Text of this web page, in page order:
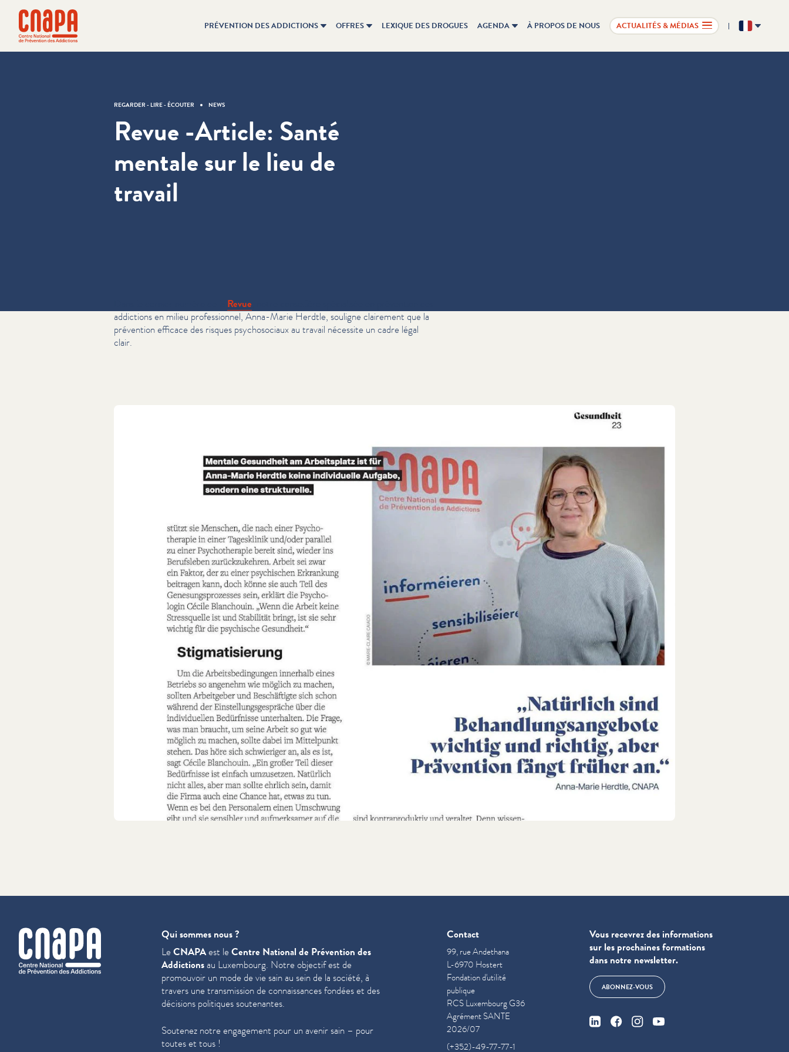
Passer directement au contenu
cnapa
PRÉVENTION DES ADDICTIONS OFFRES LEXIQUE DES DROGUES AGENDA À PROPOS DE NOUS ACTUALITÉS & MÉDIAS FR
REGARDER - LIRE - ÉCOUTER NEWS
Revue -Article: Santé
mentale sur le lieu de
travail
Revue
addictions en milieu pro­fes­sion­nel, Anna-Marie Herdtle, souligne clairement que la
prévention efficace des risques psy­choso­ci­aux au travail nécessite un cadre légal
clair.
cnapa
Qui sommes nous ?
LeCNAPAest leCentre National de Prévention des
Addictionsau Luxembourg. Notre objectif est de
promouvoir un mode de vie sain au sein de la société, à
travers une trans­mis­sion de con­nais­sances fondées et des
décisions politiques soutenantes.
Soutenez notre engagement pour un avenir sain – pour
toutes et tous !
Contact
99, rue Andethana
L-6970 Hostert
Fondation d'utilité
publique
RCS Luxembourg G36
Agrément SANTE
2026/07
(+352)-49-77-77-1
Vous recevrez des informations
sur les prochaines formations
dans notre newsletter.
ABONNEZ-VOUS
Panneau de gestion des cookies